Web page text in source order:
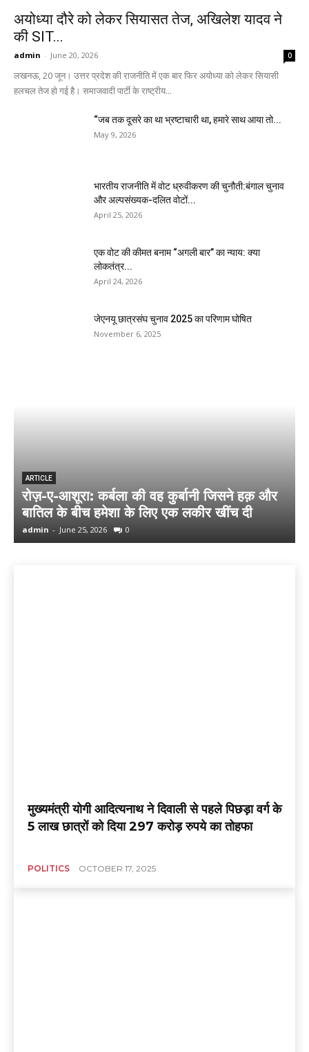
अयोध्या दौरे को लेकर सियासत तेज, अखिलेश यादव ने
की SIT...
admin - June 20, 2026 0
लखनऊ, 20 जून। उत्तर प्रदेश की राजनीति में एक बार फिर अयोध्या को लेकर सियासी
हलचल तेज हो गई है। समाजवादी पार्टी के राष्ट्रीय...
“जब तक दूसरे का था भ्रष्टाचारी था, हमारे साथ आया तो...
May 9, 2026
भारतीय राजनीति में वोट ध्रुवीकरण की चुनौती:बंगाल चुनाव
और अल्पसंख्यक-दलित वोटों...
April 25, 2026
एक वोट की कीमत बनाम “अगली बार” का न्याय: क्या
लोकतंत्र...
April 24, 2026
जेएनयू छात्रसंघ चुनाव 2025 का परिणाम घोषित
November 6, 2025
ARTICLE
रोज़-ए-आशूरा: कर्बला की वह कुर्बानी जिसने हक़ और
बातिल के बीच हमेशा के लिए एक लकीर खींच दी
admin - June 25, 2026 0
मुख्यमंत्री योगी आदित्यनाथ ने दिवाली से पहले पिछड़ा वर्ग के
5 लाख छात्रों को दिया 297 करोड़ रुपये का तोहफा
POLITICS OCTOBER 17, 2025